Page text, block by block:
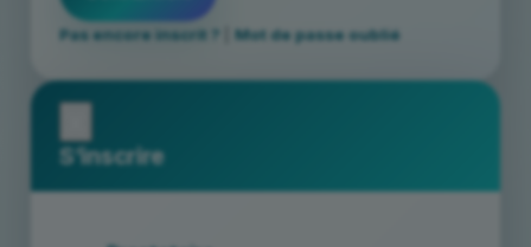
Pas encore inscrit ? Mot de passe oublié
S’inscrire